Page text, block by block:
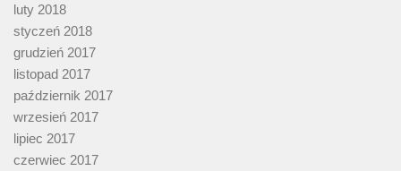
luty 2018
styczeń 2018
grudzień 2017
listopad 2017
październik 2017
wrzesień 2017
lipiec 2017
czerwiec 2017